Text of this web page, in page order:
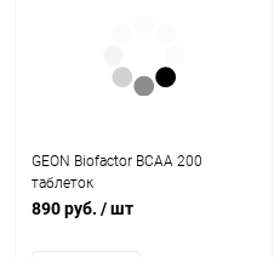
GEON Biofactor BCAA 200
таблеток
890 руб. / шт